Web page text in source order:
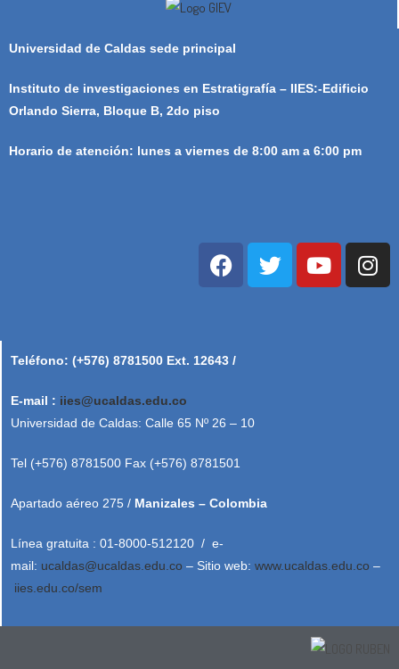
Universidad de Caldas sede principal
Instituto de investigaciones en Estratigrafía – IIES:-Edificio
Orlando Sierra, Bloque B, 2do piso
Horario de atención: lunes a viernes de 8:00 am a 6:00 pm
Teléfono: (+576) 8781500 Ext. 12643 /
E-mail : iies@ucaldas.edu.co
Universidad de Caldas: Calle 65 Nº 26 – 10
Tel (+576) 8781500 Fax (+576) 8781501
Apartado aéreo 275 / Manizales – Colombia
Línea gratuita : 01-8000-512120 / e-
mail: ucaldas@ucaldas.edu.co – Sitio web: www.ucaldas.edu.co –
iies.edu.co/sem